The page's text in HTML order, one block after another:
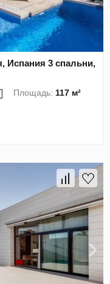
Испания 3 спальни,
Площадь: 117 м²